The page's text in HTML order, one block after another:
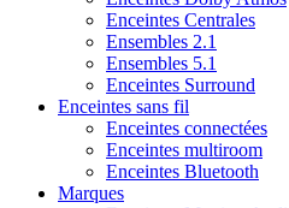
Enceintes Centrales
Ensembles 2.1
Ensembles 5.1
Enceintes Surround
Enceintes sans fil
Enceintes connectées
Enceintes multiroom
Enceintes Bluetooth
Marques